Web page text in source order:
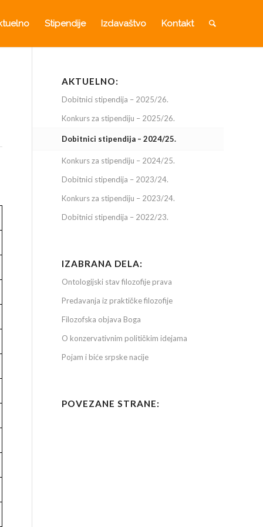
Stipendije Izdavaštvo Kontakt
AKTUELNO:
Dobitnici stipendija – 2025/26.
Konkurs za stipendiju – 2025/26.
Dobitnici stipendija – 2024/25.
Konkurs za stipendiju – 2024/25.
Dobitnici stipendija – 2023/24.
Konkurs za stipendiju – 2023/24.
Dobitnici stipendija – 2022/23.
IZABRANA DELA:
Ontologijski stav filozofije prava
Predavanja iz praktičke filozofije
Filozofska objava Boga
O konzervativnim političkim idejama
Pojam i biće srpske nacije
POVEZANE STRANE: